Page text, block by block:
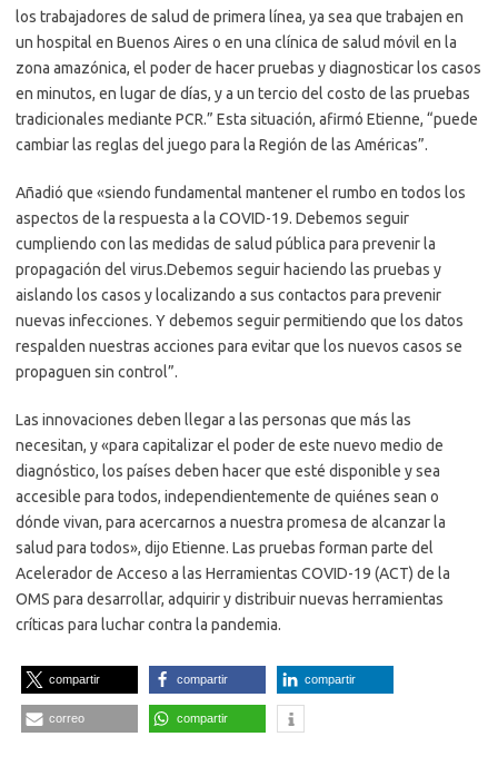
los trabajadores de salud de primera línea, ya sea que trabajen en
un hospital en Buenos Aires o en una clínica de salud móvil en la
zona amazónica, el poder de hacer pruebas y diagnosticar los casos
en minutos, en lugar de días, y a un tercio del costo de las pruebas
tradicionales mediante PCR.” Esta situación, afirmó Etienne, “puede
cambiar las reglas del juego para la Región de las Américas”.
Añadió que «siendo fundamental mantener el rumbo en todos los
aspectos de la respuesta a la COVID-19. Debemos seguir
cumpliendo con las medidas de salud pública para prevenir la
propagación del virus.Debemos seguir haciendo las pruebas y
aislando los casos y localizando a sus contactos para prevenir
nuevas infecciones. Y debemos seguir permitiendo que los datos
respalden nuestras acciones para evitar que los nuevos casos se
propaguen sin control”.
Las innovaciones deben llegar a las personas que más las
necesitan, y «para capitalizar el poder de este nuevo medio de
diagnóstico, los países deben hacer que esté disponible y sea
accesible para todos, independientemente de quiénes sean o
dónde vivan, para acercarnos a nuestra promesa de alcanzar la
salud para todos», dijo Etienne. Las pruebas forman parte del
Acelerador de Acceso a las Herramientas COVID-19 (ACT) de la
OMS para desarrollar, adquirir y distribuir nuevas herramientas
críticas para luchar contra la pandemia.
compartir compartir compartir
correo compartir